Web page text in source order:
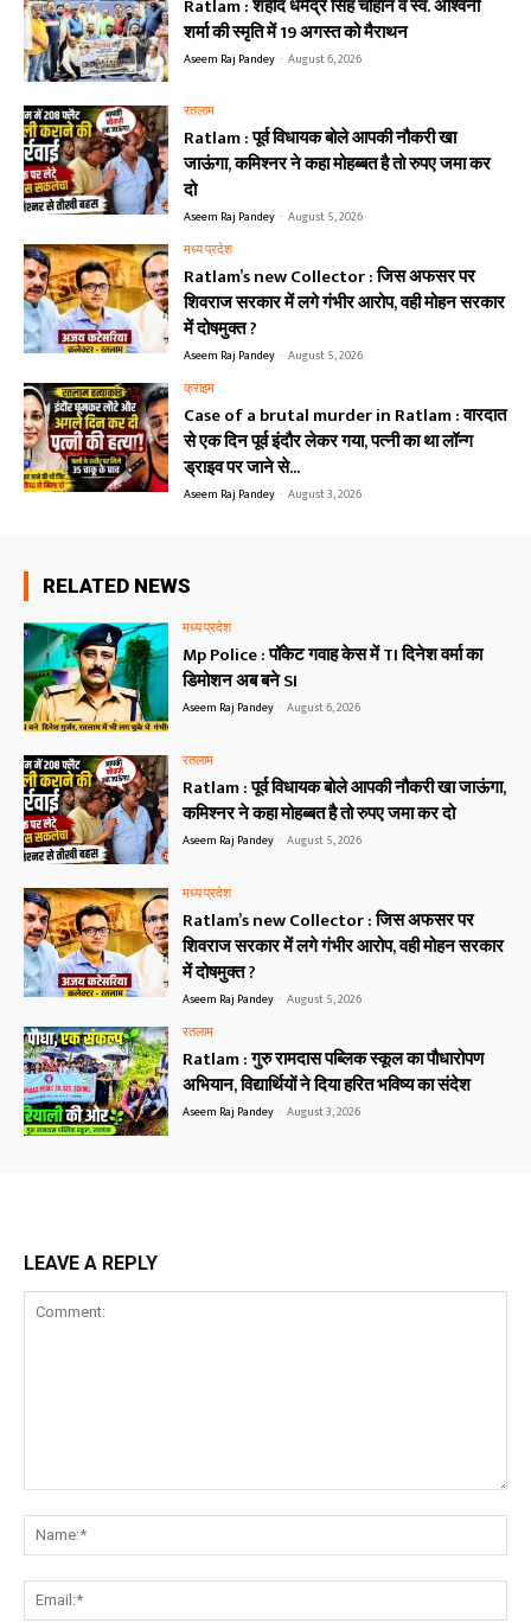
Ratlam : शहीद धर्मेंद्र सिंह चौहान व स्व. अश्विनी
शर्मा की स्मृति में 19 अगस्त को मैराथन
Aseem Raj Pandey - August 6, 2026
रतलाम
Ratlam : पूर्व विधायक बोले आपकी नौकरी खा
जाऊंगा, कमिश्नर ने कहा मोहब्बत है तो रुपए जमा कर
दो
Aseem Raj Pandey - August 5, 2026
मध्य प्रदेश
Ratlam’s new Collector : जिस अफसर पर
शिवराज सरकार में लगे गंभीर आरोप, वही मोहन सरकार
में दोषमुक्त ?
Aseem Raj Pandey - August 5, 2026
क्राइम
Case of a brutal murder in Ratlam : वारदात
से एक दिन पूर्व इंदौर लेकर गया, पत्नी का था लॉन्ग
ड्राइव पर जाने से...
Aseem Raj Pandey - August 3, 2026
RELATED NEWS
मध्य प्रदेश
Mp Police : पॉकेट गवाह केस में TI दिनेश वर्मा का
डिमोशन अब बने SI
Aseem Raj Pandey - August 6, 2026
रतलाम
Ratlam : पूर्व विधायक बोले आपकी नौकरी खा जाऊंगा,
कमिश्नर ने कहा मोहब्बत है तो रुपए जमा कर दो
Aseem Raj Pandey - August 5, 2026
मध्य प्रदेश
Ratlam’s new Collector : जिस अफसर पर
शिवराज सरकार में लगे गंभीर आरोप, वही मोहन सरकार
में दोषमुक्त ?
Aseem Raj Pandey - August 5, 2026
रतलाम
Ratlam : गुरु रामदास पब्लिक स्कूल का पौधारोपण
अभियान, विद्यार्थियों ने दिया हरित भविष्य का संदेश
Aseem Raj Pandey - August 3, 2026
LEAVE A REPLY